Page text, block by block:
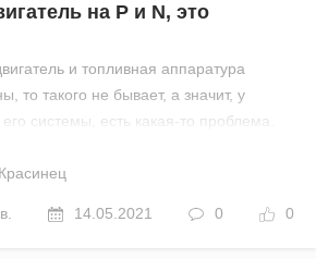
на P и N, это
и топливная аппаратура
то такого не бывает, а значит, у
системы, есть какая-то проблема.
14.05.2021 0 0